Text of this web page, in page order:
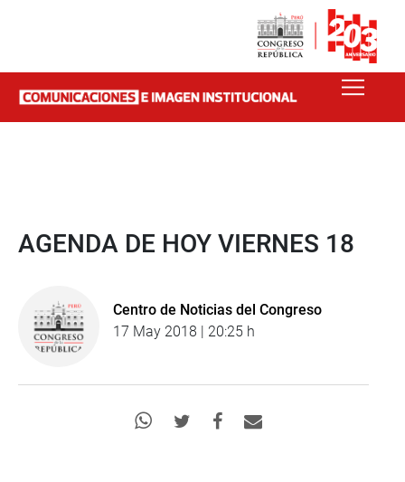
AGENDA DE HOY VIERNES 18
Centro de Noticias del Congreso
17 May 2018 | 20:25 h